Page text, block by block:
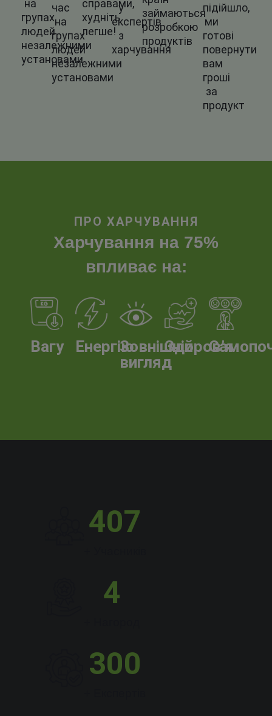
підійшло,
ми
готові
повернути
вам
гроші
за
продукт
займаються
розробкою
продуктів
у
експертів
з
харчування
справами,
худніть
легше!
час
на
групах
людей
незалежними
установами
на
групах
людей
незалежними
установами
ПРО ХАРЧУВАННЯ
Харчування на 75%
впливає на:
Вагу ЕнергіюЗовнішній
вигляд
Здоров’я
407
4
300